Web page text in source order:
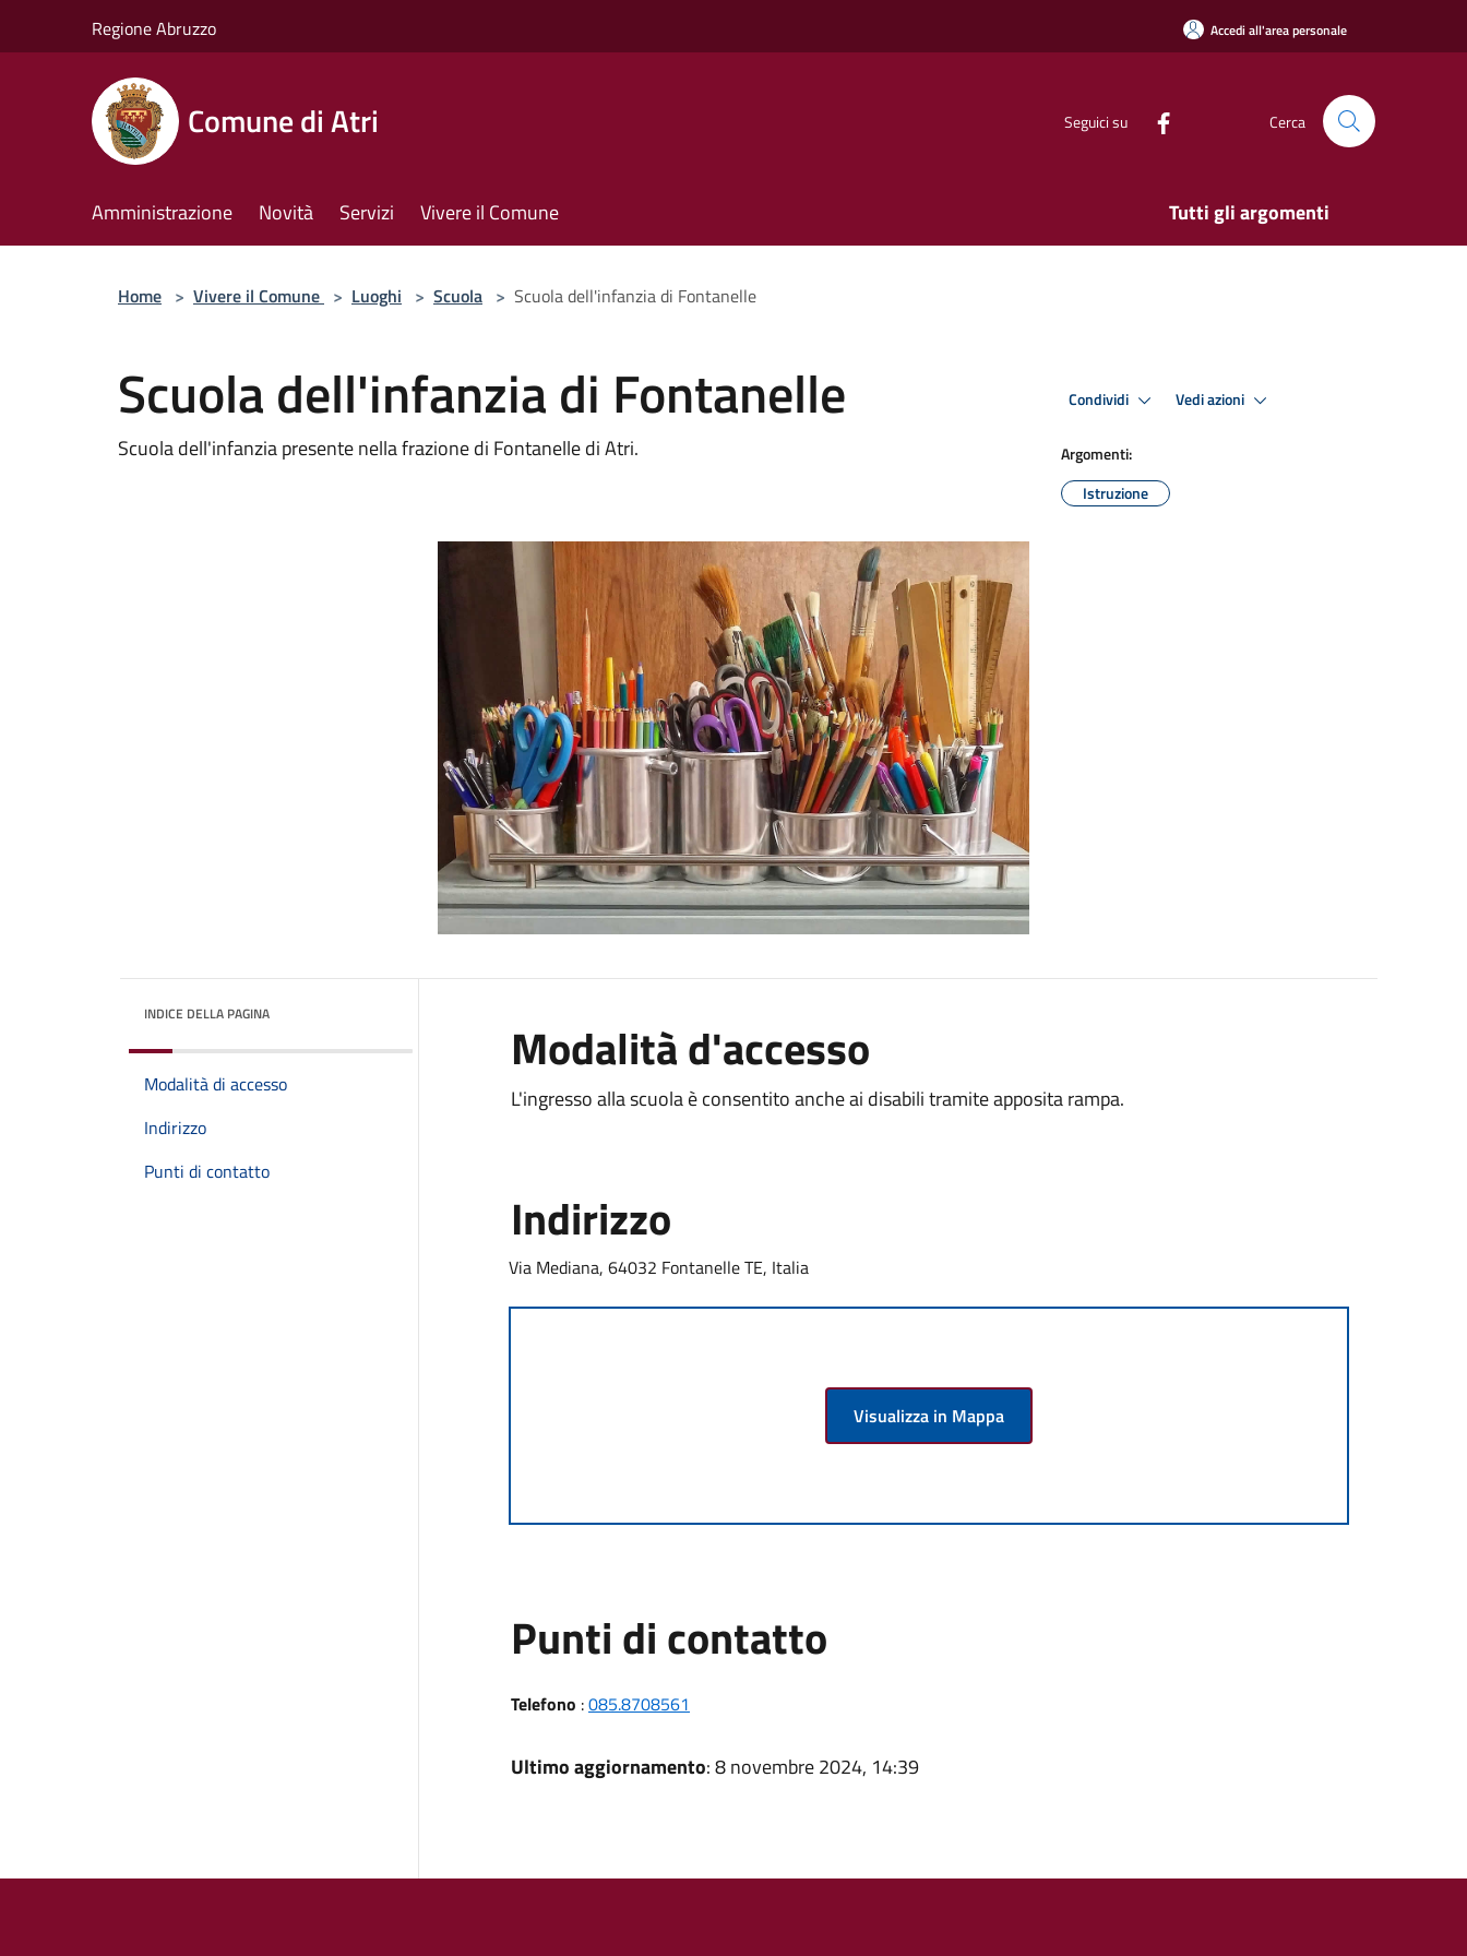
Regione Abruzzo Accedi all'area personale
Comune di Atri Seguici su Cerca
Amministrazione Novità Servizi Vivere il Comune Tutti gli argomenti
Home > Vivere il Comune > Luoghi > Scuola > Scuola dell'infanzia di Fontanelle
Scuola dell'infanzia di Fontanelle
Scuola dell'infanzia presente nella frazione di Fontanelle di Atri.
Condividi Vedi azioni
Argomenti:
Istruzione
INDICE DELLA PAGINA
Modalità di accesso
Indirizzo
Punti di contatto
Modalità d'accesso
L'ingresso alla scuola è consentito anche ai disabili tramite apposita rampa.
Indirizzo
Via Mediana, 64032 Fontanelle TE, Italia
Visualizza in Mappa
Punti di contatto
Telefono :085.8708561
Ultimo aggiornamento: 8 novembre 2024, 14:39